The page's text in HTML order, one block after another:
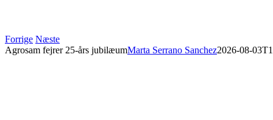
Forrige Næste
Agrosam fejrer 25-års jubilæumMarta Serrano Sanchez2026-08-